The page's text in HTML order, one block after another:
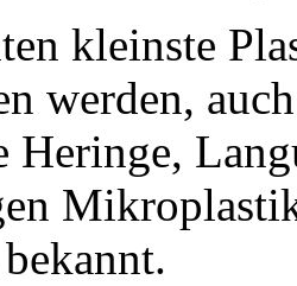
kleinste
werden,